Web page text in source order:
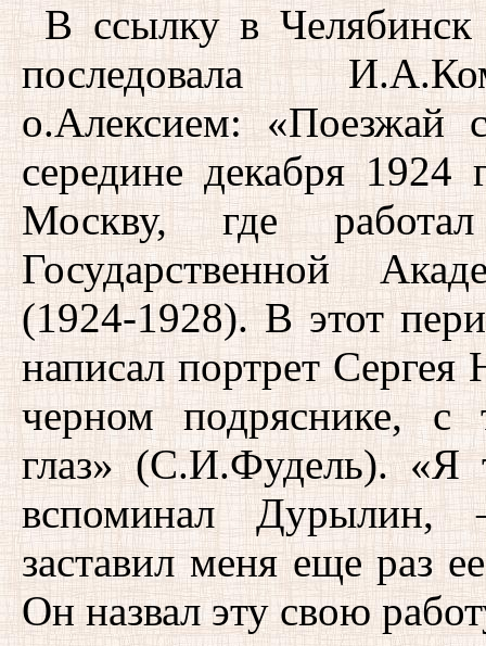
В ссылку в
последовала
о.Алексием:
середине декабря
Москву, где
Государственной
(1924-1928). В этот
написал портрет
черном подряснике, с
глаз» (С.И.Фудель).
вспоминал
заставил меня еще раз
Он назвал эту свою